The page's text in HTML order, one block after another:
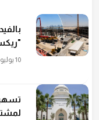
10 يوليو 2026